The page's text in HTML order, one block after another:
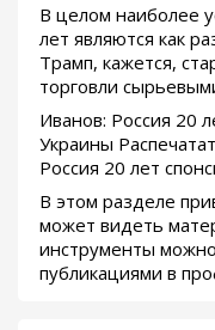
В целом наиболее
лет являются как
Трамп, кажется,
торговли
Иванов: Россия 20
Украины
Россия 20 лет
В этом разделе
может видеть
инструменты
публикациями в